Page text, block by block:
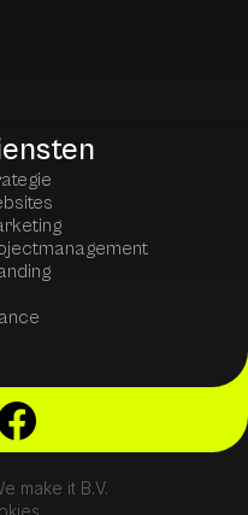
make it B.V.